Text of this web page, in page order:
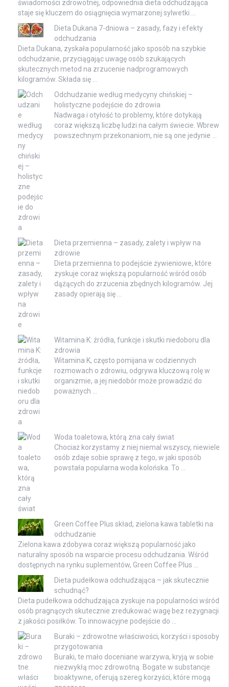
świadomości zdrowotnej, odpowiednia dieta odchudzająca
staje się kluczem do osiągnięcia wymarzonej sylwetki …
Dieta Dukana 7-dniowa – zasady, fazy i efekty
odchudzania
Dieta Dukana, zyskała popularność jako sposób na szybkie
odchudzanie, przyciągając uwagę osób szukających
skutecznych metod na zrzucenie nadprogramowych
kilogramów. Składa się …
Odchudzanie według medycyny chińskiej –
holistyczne podejście do zdrowia
Nadwaga i otyłość to problemy, które dotykają
coraz większą liczbę ludzi na całym świecie. Wbrew
powszechnym przekonaniom, nie są one jedynie …
Dieta przemienna – zasady, zalety i wpływ na
zdrowie
Dieta przemienna to podejście żywieniowe, które
zyskuje coraz większą popularność wśród osób
dążących do zrzucenia zbędnych kilogramów. Jej
zasady opierają się …
Witamina K: źródła, funkcje i skutki niedoboru dla
zdrowia
Witamina K, często pomijana w codziennych
rozmowach o zdrowiu, odgrywa kluczową rolę w
organizmie, a jej niedobór może prowadzić do
poważnych …
Woda toaletowa, którą zna cały świat
Chociaż korzystamy z niej niemal wszyscy, niewiele
osób zdaje sobie sprawę z tego, w jaki sposób
powstała popularna woda kolońska. To …
Green Coffee Plus skład, zielona kawa tabletki na
odchudzanie
Zielona kawa zdobywa coraz większą popularność jako
naturalny sposób na wsparcie procesu odchudzania. Wśród
dostępnych na rynku suplementów, Green Coffee Plus …
Dieta pudełkowa odchudzająca – jak skutecznie
schudnąć?
Dieta pudełkowa odchudzająca zyskuje na popularności wśród
osób pragnących skutecznie zredukować wagę bez rezygnacji
z jakości posiłków. To innowacyjne podejście do …
Buraki – zdrowotne właściwości, korzyści i sposoby
przygotowania
Buraki, te mało doceniane warzywa, kryją w sobie
niezwykłą moc zdrowotną. Bogate w substancje
bioaktywne, oferują szereg korzyści, które mogą